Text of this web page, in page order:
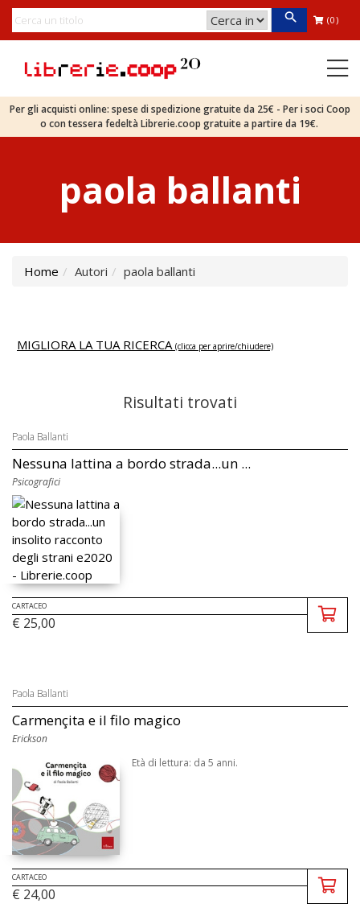
(0)
Per gli acquisti online: spese di spedizione gratuite da 25€ - Per i soci Coop
o con tessera fedeltà Librerie.coop gratuite a partire da 19€.
paola ballanti
Home Autori paola ballanti
MIGLIORA LA TUA RICERCA (clicca per aprire/chiudere)
Risultati trovati
Paola Ballanti
Nessuna lattina a bordo strada...un ...
Psicografici
CARTACEO
€ 25,00
Paola Ballanti
Carmençita e il filo magico
Erickson
Età di lettura: da 5 anni.
CARTACEO
€ 24,00